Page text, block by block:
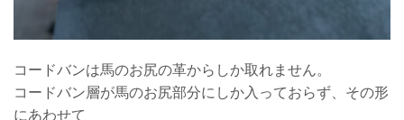
コードバンは馬のお尻の革からしか取れません。
コードバン層が馬のお尻部分にしか入っておらず、その形
にあわせて